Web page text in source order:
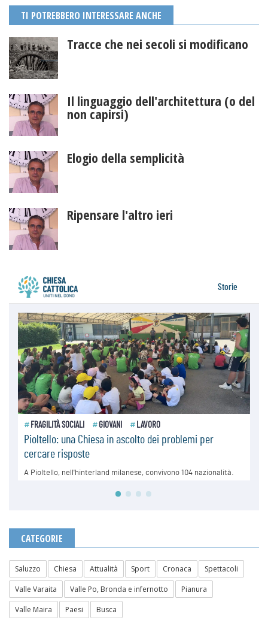
TI POTREBBERO INTERESSARE ANCHE
Tracce che nei secoli si modificano
Il linguaggio dell'architettura (o del
non capirsi)
Elogio della semplicità
Ripensare l'altro ieri
CATEGORIE
Saluzzo Chiesa Attualità Sport Cronaca
Spettacoli
Valle Varaita
Valle Po, Bronda e infernotto
Pianura
Valle Maira
Paesi Busca